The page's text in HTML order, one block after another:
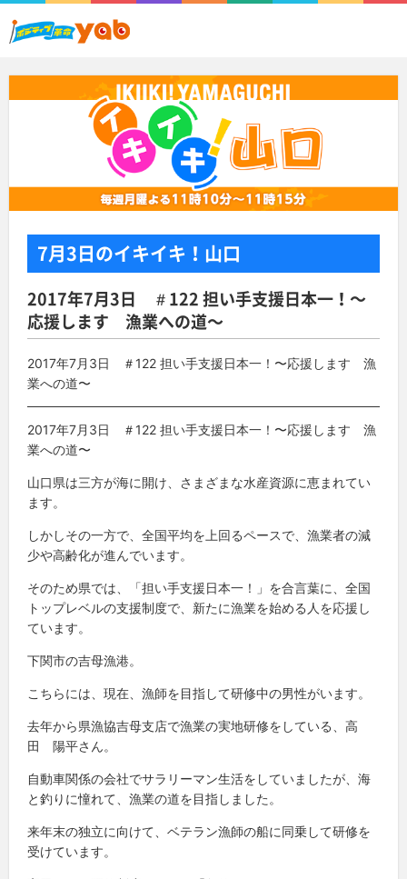
7月3日のイキイキ！山口
2017年7月3日 ＃122 担い手支援日本一！〜
応援します 漁業への道〜
2017年7月3日 ＃122 担い手支援日本一！〜応援します 漁
業への道〜
2017年7月3日 ＃122 担い手支援日本一！〜応援します 漁
業への道〜
山口県は三方が海に開け、さまざまな水産資源に恵まれてい
ます。
しかしその一方で、全国平均を上回るペースで、漁業者の減
少や高齢化が進んでいます。
そのため県では、「担い手支援日本一！」を合言葉に、全国
トップレベルの支援制度で、新たに漁業を始める人を応援し
ています。
下関市の吉母漁港。
こちらには、現在、漁師を目指して研修中の男性がいます。
去年から県漁協吉母支店で漁業の実地研修をしている、高
田 陽平さん。
自動車関係の会社でサラリーマン生活をしていましたが、海
と釣りに憧れて、漁業の道を目指しました。
来年末の独立に向けて、ベテラン漁師の船に同乗して研修を
受けています。